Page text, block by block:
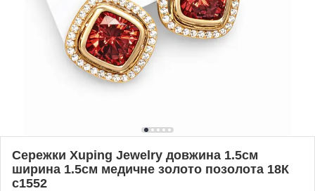
Сережки Xuping Jewelry довжина 1.5см
ширина 1.5см медичне золото позолота 18К
с1552